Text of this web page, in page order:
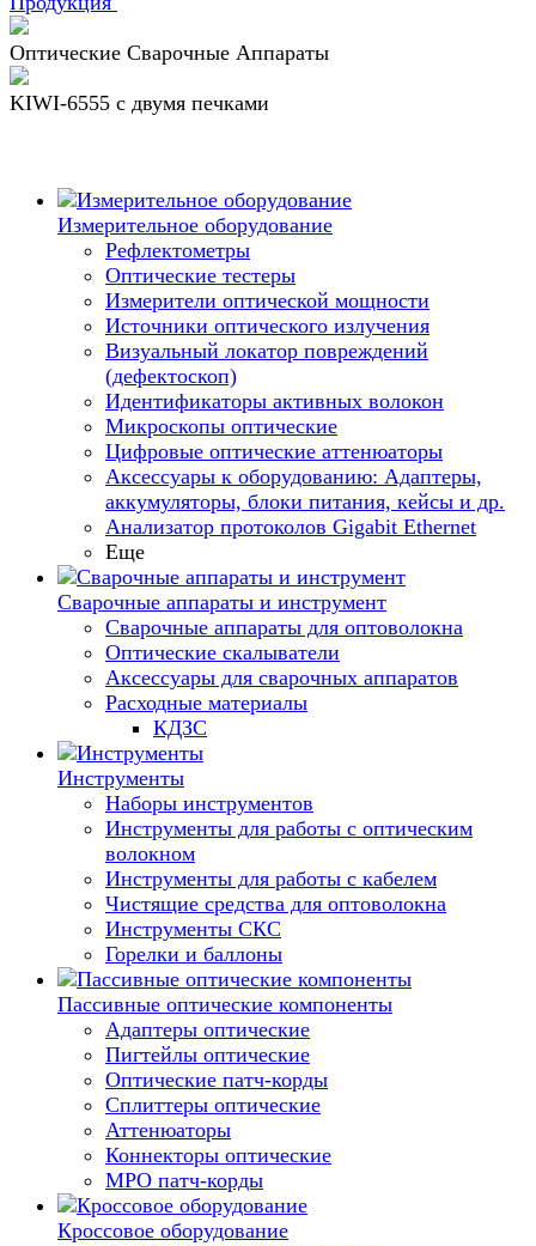
Оптические Сварочные Аппараты
KIWI-6555 c двумя печками
Измерительное оборудование
Рефлектометры
Оптические тестеры
Измерители оптической мощности
Источники оптического излучения
Визуальный локатор повреждений
(дефектоскоп)
Идентификаторы активных волокон
Микроскопы оптические
Цифровые оптические аттенюаторы
Аксессуары к оборудованию: Адаптеры,
аккумуляторы, блоки питания, кейсы и др.
Анализатор протоколов Gigabit Ethernet
Еще
Сварочные аппараты и инструмент
Сварочные аппараты для оптоволокна
Оптические скалыватели
Аксессуары для сварочных аппаратов
Расходные материалы
КДЗС
Инструменты
Наборы инструментов
Инструменты для работы с оптическим
волокном
Инструменты для работы с кабелем
Чистящие средства для оптоволокна
Инструменты СКС
Горелки и баллоны
Пассивные оптические компоненты
Адаптеры оптические
Пигтейлы оптические
Оптические патч-корды
Сплиттеры оптические
Аттенюаторы
Коннекторы оптические
MPO патч-корды
Кроссовое оборудование